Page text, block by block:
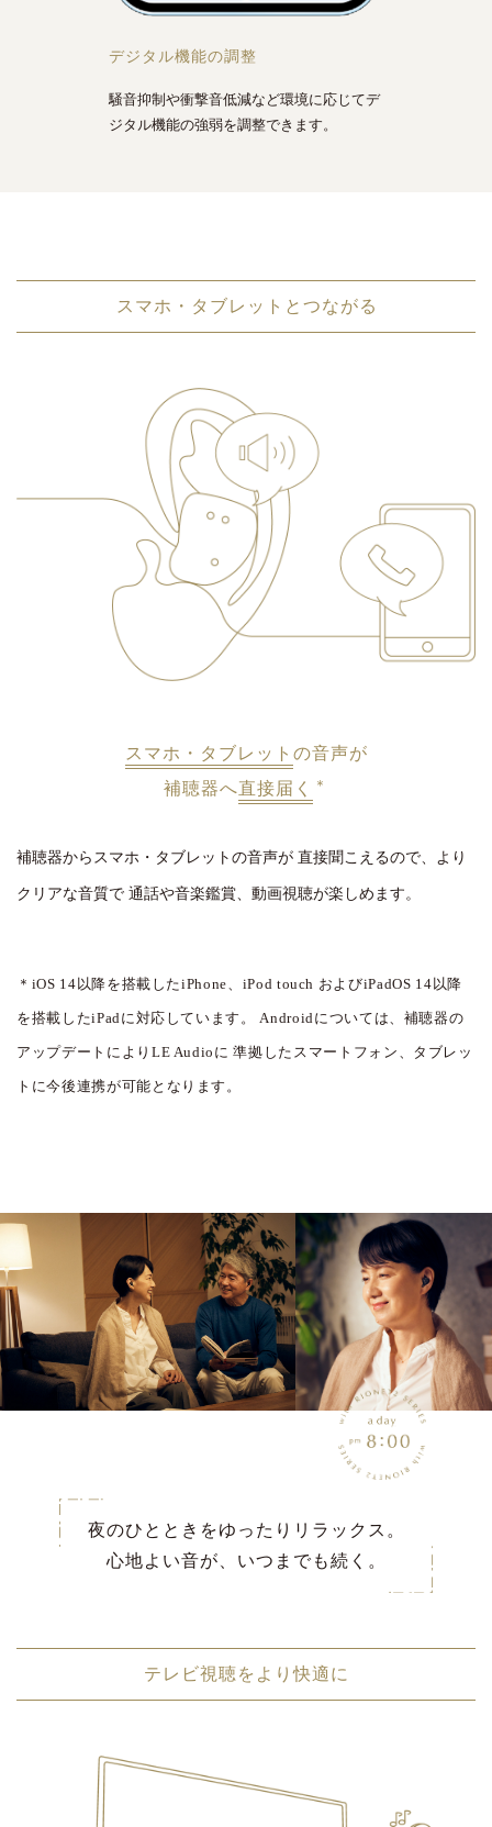
デジタル機能の調整
騒音抑制や衝撃音低減など環境に応じてデ
ジタル機能の強弱を調整できます。
スマホ・タブレットとつながる
スマホ・タブレット の音声が
補聴器へ直接届く ＊
補聴器からスマホ・タブレットの音声が 直接聞こえるので、より
クリアな音質で 通話や音楽鑑賞、動画視聴が楽しめます。
＊iOS 14以降を搭載したiPhone、iPod touch およびiPadOS 14以降
を搭載したiPadに対応しています。 Androidについては、補聴器の
アップデートによりLE Audioに 準拠したスマートフォン、タブレッ
トに今後連携が可能となります。
夜のひとときをゆったりリラックス。
心地よい音が、いつまでも続く。
テレビ視聴をより快適に